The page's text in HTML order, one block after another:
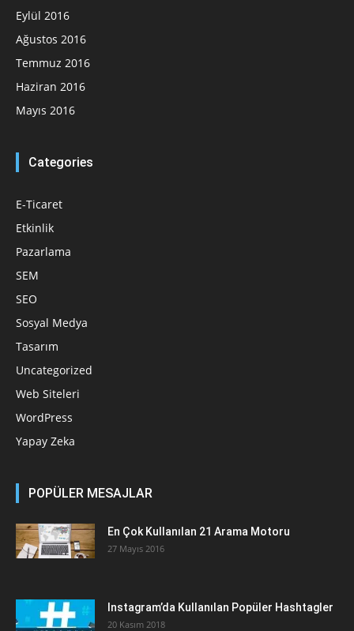
Eylül 2016
Ağustos 2016
Temmuz 2016
Haziran 2016
Mayıs 2016
Categories
E-Ticaret
Etkinlik
Pazarlama
SEM
SEO
Sosyal Medya
Tasarım
Uncategorized
Web Siteleri
WordPress
Yapay Zeka
POPÜLER MESAJLAR
En Çok Kullanılan 21 Arama Motoru
27 Mayıs 2016
Instagram’da Kullanılan Popüler Hashtagler
20 Kasım 2018